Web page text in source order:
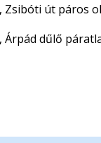
Zsibóti út páros
Árpád dűlő